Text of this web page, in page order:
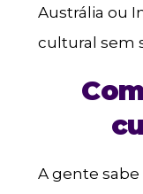
Austrália ou
cultural sem
A gente sabe